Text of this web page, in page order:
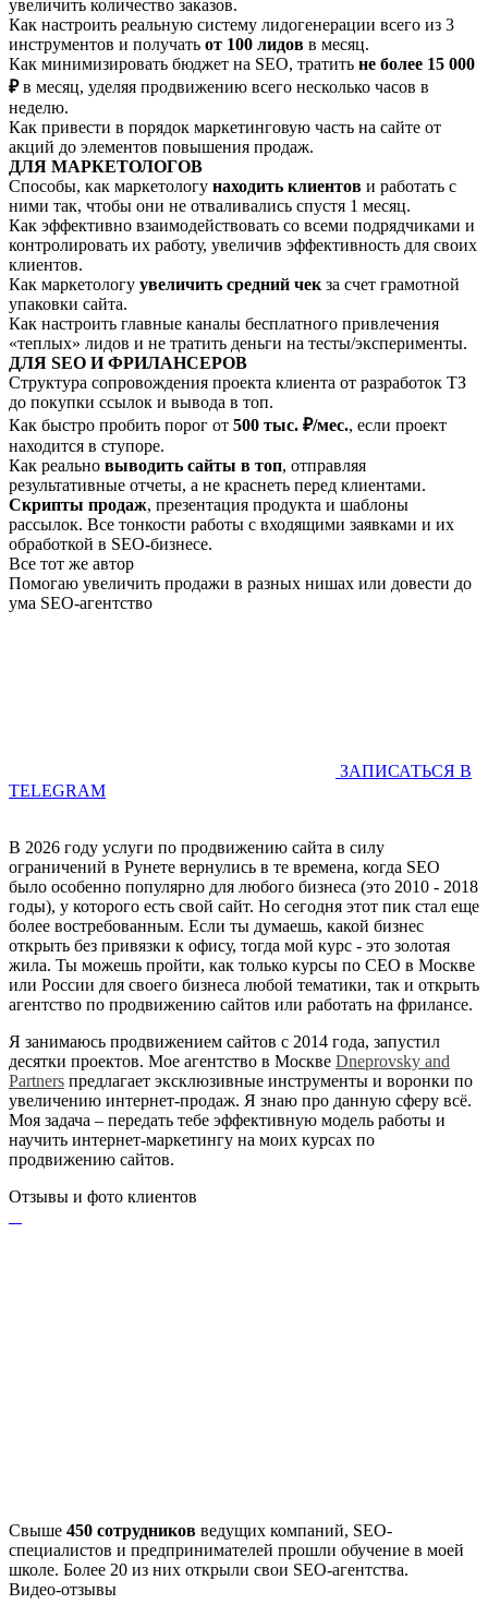
увеличить количество заказов.
Как настроить реальную систему лидогенерации всего из 3
инструментов и получать от 100 лидов в месяц.
Как минимизировать бюджет на SEO, тратить не более 15 000
₽в месяц, уделяя продвижению всего несколько часов в
неделю.
Как привести в порядок маркетинговую часть на сайте от
акций до элементов повышения продаж.
ДЛЯ МАРКЕТОЛОГОВ
Способы, как маркетологу находить клиентов и работать с
ними так, чтобы они не отваливались спустя 1 месяц.
Как эффективно взаимодействовать со всеми подрядчиками и
контролировать их работу, увеличив эффективность для своих
клиентов.
Как маркетологу увеличить средний чек за счет грамотной
упаковки сайта.
Как настроить главные каналы бесплатного привлечения
«теплых» лидов и не тратить деньги на тесты/эксперименты.
ДЛЯ SEO И ФРИЛАНСЕРОВ
Структура сопровождения проекта клиента от разработок ТЗ
до покупки ссылок и вывода в топ.
Как быстро пробить порог от 500 тыс. ₽/мес., если проект
находится в ступоре.
Как реально выводить сайты в топ, отправляя
результативные отчеты, а не краснеть перед клиентами.
Скрипты продаж, презентация продукта и шаблоны
рассылок. Все тонкости работы с входящими заявками и их
обработкой в SEO-бизнесе.
Все тот же автор
Помогаю увеличить продажи в разных нишах или довести до
ума SEO-агентство
ЗАПИСАТЬСЯ В
TELEGRAM
В 2026 году услуги по продвижению сайта в силу
ограничений в Рунете вернулись в те времена, когда SEO
было особенно популярно для любого бизнеса (это 2010 - 2018
годы), у которого есть свой сайт. Но сегодня этот пик стал еще
более востребованным. Если ты думаешь, какой бизнес
открыть без привязки к офису, тогда мой курс - это золотая
жила. Ты можешь пройти, как только курсы по СЕО в Москве
или России для своего бизнеса любой тематики, так и открыть
агентство по продвижению сайтов или работать на фрилансе.
Я занимаюсь продвижением сайтов с 2014 года, запустил
десятки проектов. Мое агентство в Москве Dneprovsky and
Partners предлагает эксклюзивные инструменты и воронки по
увеличению интернет-продаж. Я знаю про данную сферу всё.
Моя задача – передать тебе эффективную модель работы и
научить интернет-маркетингу на моих курсах по
продвижению сайтов.
Отзывы и фото клиентов
Свыше 450 сотрудников ведущих компаний, SEO-
специалистов и предпринимателей прошли обучение в моей
школе. Более 20 из них открыли свои SEO-агентства.
Видео-отзывы